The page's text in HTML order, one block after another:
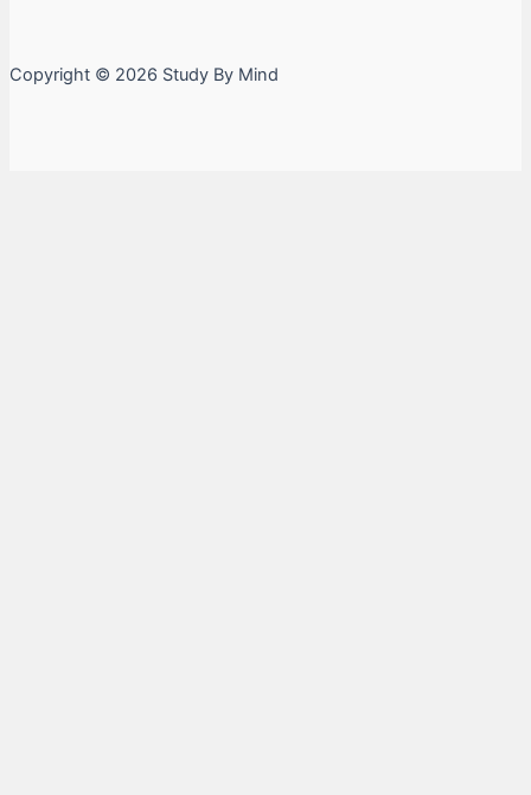
Copyright © 2026 Study By Mind